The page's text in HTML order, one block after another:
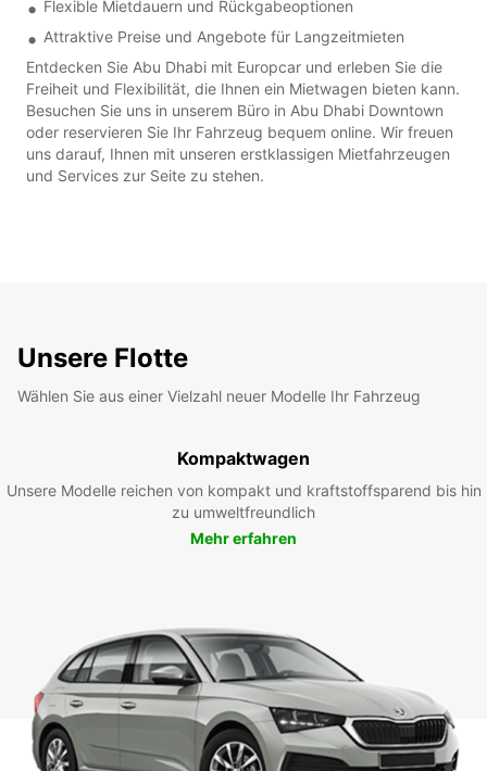
Flexible Mietdauern und Rückgabeoptionen
Attraktive Preise und Angebote für Langzeitmieten
Entdecken Sie Abu Dhabi mit Europcar und erleben Sie die
Freiheit und Flexibilität, die Ihnen ein Mietwagen bieten kann.
Besuchen Sie uns in unserem Büro in Abu Dhabi Downtown
oder reservieren Sie Ihr Fahrzeug bequem online. Wir freuen
uns darauf, Ihnen mit unseren erstklassigen Mietfahrzeugen
und Services zur Seite zu stehen.
Unsere Flotte
Wählen Sie aus einer Vielzahl neuer Modelle Ihr Fahrzeug
Kompaktwagen
Unsere Modelle reichen von kompakt und kraftstoffsparend bis hin
zu umweltfreundlich
Mehr erfahren